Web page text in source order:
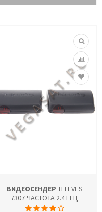
ВИДЕОСЕНДЕР TELEVES
7307 ЧАСТОТА 2.4 ГГЦ